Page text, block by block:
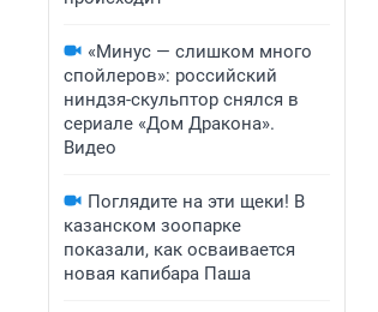
«Минус — слишком много
спойлеров»: российский
ниндзя-скульптор снялся в
сериале «Дом Дракона».
Видео
Поглядите на эти щеки! В
казанском зоопарке
показали, как осваивается
новая капибара Паша